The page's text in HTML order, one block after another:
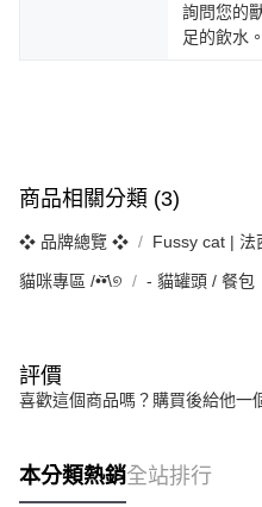
詢問您的
足的飲水。
商品相關分類 (3)
❖ 品牌總覽 ❖ Fussy cat | 法
貓咪專區 /•᷅‎‎•᷄\୭ ‐ 貓罐頭 / 餐包
評價
喜歡這個商品嗎？購買後給他一
本分類熱銷全站排行